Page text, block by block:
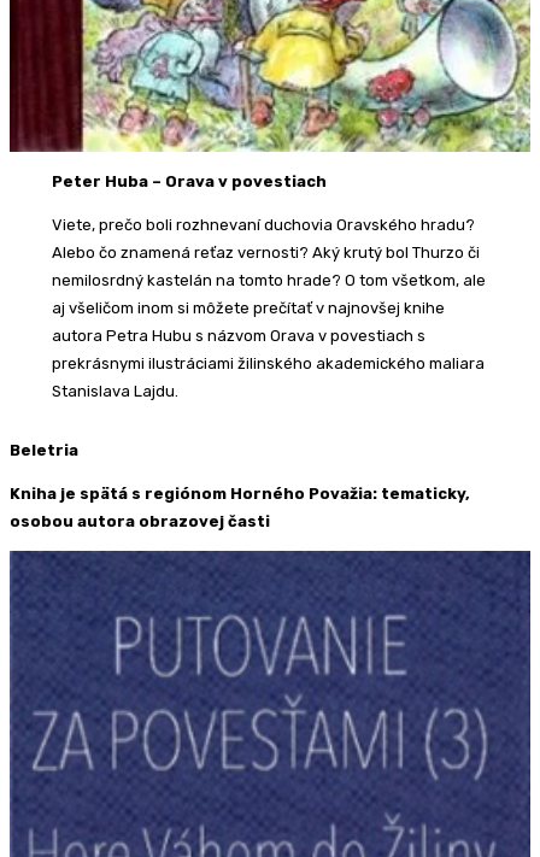
Peter Huba – Orava v povestiach
Viete, prečo boli rozhnevaní duchovia Oravského hradu?
Alebo čo znamená reťaz vernosti? Aký krutý bol Thurzo či
nemilosrdný kastelán na tomto hrade? O tom všetkom, ale
aj všeličom inom si môžete prečítať v najnovšej knihe
autora Petra Hubu s názvom Orava v povestiach s
prekrásnymi ilustráciami žilinského akademického maliara
Stanislava Lajdu.
Beletria
Kniha je spätá s regiónom Horného Považia: tematicky,
osobou autora obrazovej časti